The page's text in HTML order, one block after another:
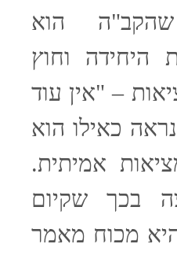
הוא
היחידה וחוץ
– "אין עוד
כאילו הוא
אמיתית.
בכך שקיום
מכוח מאמר